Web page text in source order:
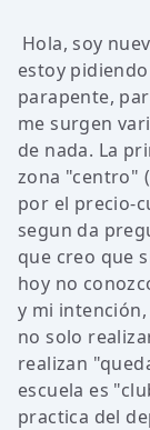
Hola, soy
estoy
parapente,
me surgen
de nada. La
zona "centro"
por el precio-
segun da
que creo que
hoy no
y mi
no solo
realizan
escuela es
practica del